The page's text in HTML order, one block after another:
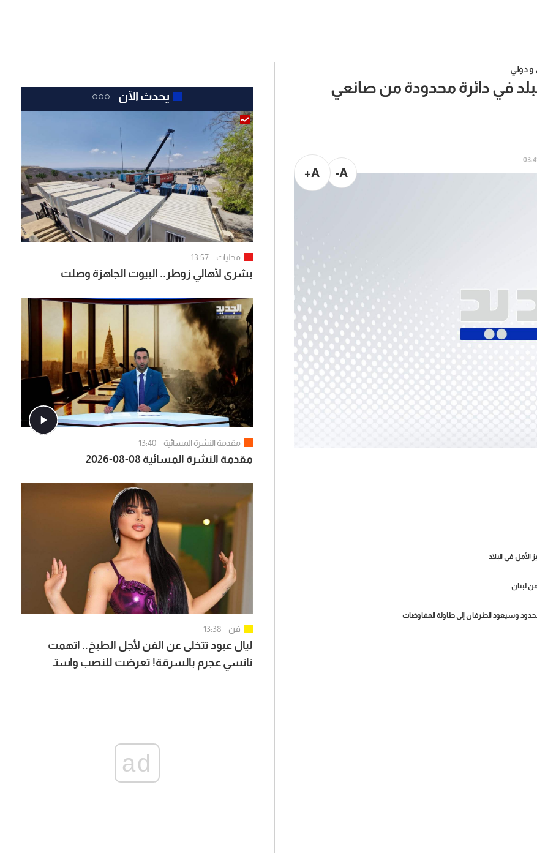
و دولي
في دائرة محدودة من صانعي
A-
A+
الأمل في البلاد
لبنان
محدود وسيعود الطرفان إلى طاولة المفاوضات
يحدث الآن
محليات 13:57
بشرى لأهالي زوطر.. البيوت الجاهزة وصلت
مقدمة النشرة المسائية 13:40
مقدمة النشرة المسائية 08-08-2026
فن 13:38
ليال عبود تتخلى عن الفن لأجل الطبخ.. اتهمت
نانسي عجرم بالسرقة! تعرضت للنصب واستـ
ad